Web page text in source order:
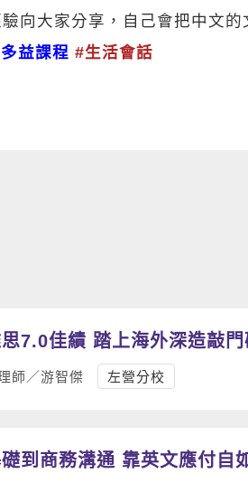
向大家分享，自己會把中文
益課程 #生活會話
7.0佳績 踏上海外深造敲門
師／游智傑 左營分校
到商務溝通 靠英文應付自